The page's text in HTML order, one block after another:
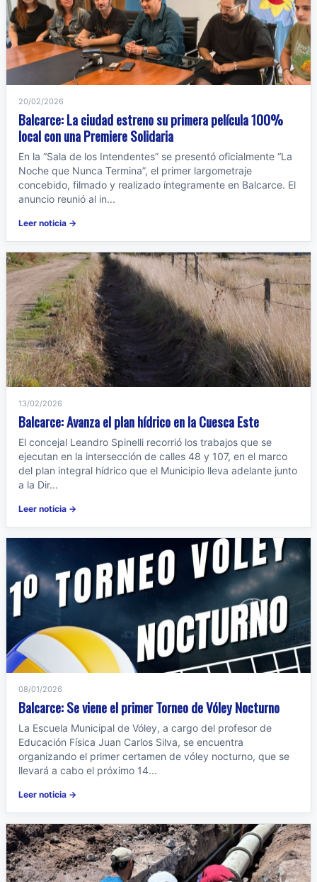
20/02/2026
Balcarce: La ciudad estreno su primera película 100%
local con una Premiere Solidaria
En la “Sala de los Intendentes” se presentó oficialmente “La
Noche que Nunca Termina”, el primer largometraje
concebido, filmado y realizado íntegramente en Balcarce. El
anuncio reunió al in...
Leer noticia →
13/02/2026
Balcarce: Avanza el plan hídrico en la Cuesca Este
El concejal Leandro Spinelli recorrió los trabajos que se
ejecutan en la intersección de calles 48 y 107, en el marco
del plan integral hídrico que el Municipio lleva adelante junto
a la Dir...
Leer noticia →
08/01/2026
Balcarce: Se viene el primer Torneo de Vóley Nocturno
La Escuela Municipal de Vóley, a cargo del profesor de
Educación Física Juan Carlos Silva, se encuentra
organizando el primer certamen de vóley nocturno, que se
llevará a cabo el próximo 14...
Leer noticia →